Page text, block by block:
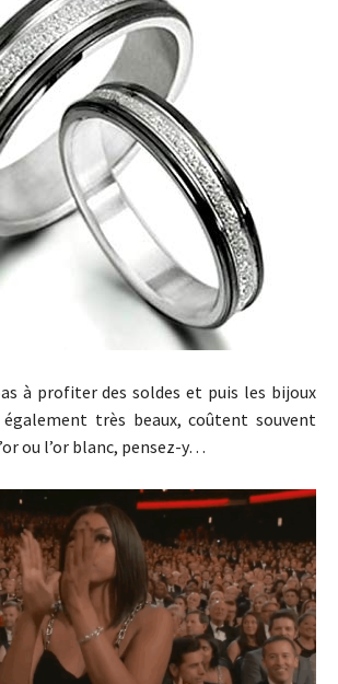
à profiter des soldes et puis les bijoux
très beaux, coûtent souvent
ou l’or blanc, pensez-y…